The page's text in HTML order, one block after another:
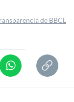
de BBCL